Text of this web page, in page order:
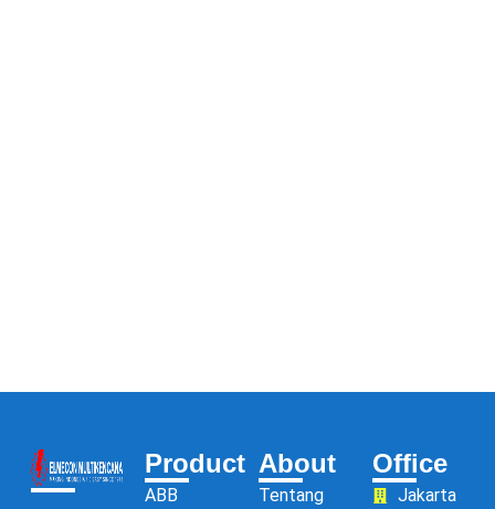
Product
ABB
About
Tentang
Office
Jakarta